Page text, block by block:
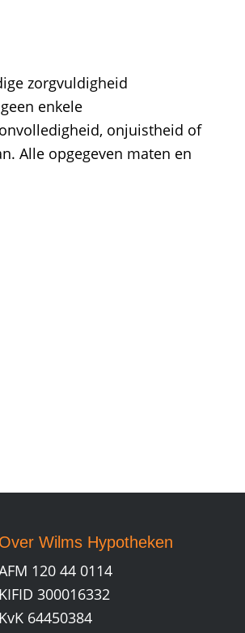
zorgvuldigheid
enkele
onjuistheid of
Alle opgegeven maten en
Over Wilms Hypotheken
120 44 0114
KIFID 300016332
KvK 64450384